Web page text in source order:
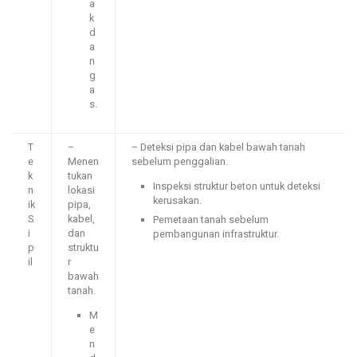
a
k
d
a
n
g
a
s.
T
e
k
n
ik
S
i
p
il
–
Menen
tukan
lokasi
pipa,
kabel,
dan
struktu
r
bawah
tanah.
M
e
n
– Deteksi pipa dan kabel bawah tanah
sebelum penggalian.
Inspeksi struktur beton untuk deteksi
kerusakan.
Pemetaan tanah sebelum
pembangunan infrastruktur.